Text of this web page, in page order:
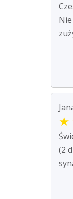
★
(2